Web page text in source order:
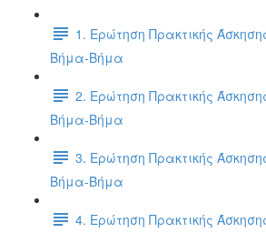
1. Ερώτηση Πρακτικής
Βήμα-Βήμα
2. Ερώτηση Πρακτικής
Βήμα-Βήμα
3. Ερώτηση Πρακτικής
Βήμα-Βήμα
4. Ερώτηση Πρακτικής